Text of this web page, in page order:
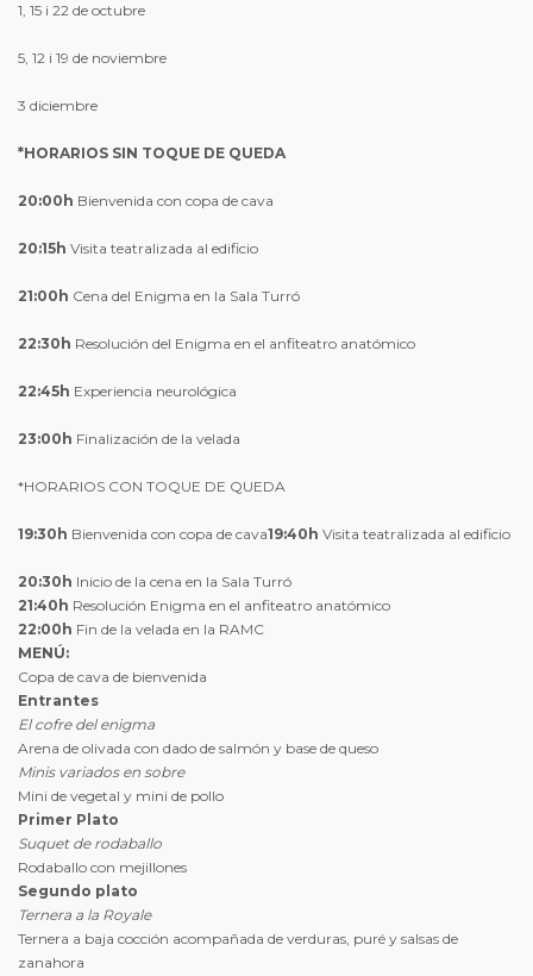
1, 15 i 22 de octubre
5, 12 i 19 de noviembre
3 diciembre
*HORARIOS SIN TOQUE DE QUEDA
20:00h Bienvenida con copa de cava
20:15h Visita teatralizada al edificio
21:00h Cena del Enigma en la Sala Turró
22:30h Resolución del Enigma en el anfiteatro anatómico
22:45h Experiencia neurológica
23:00h Finalización de la velada
*HORARIOS CON TOQUE DE QUEDA
19:30h Bienvenida con copa de cava19:40h Visita teatralizada al edificio
20:30h Inicio de la cena en la Sala Turró
21:40h Resolución Enigma en el anfiteatro anatómico
22:00h Fin de la velada en la RAMC
MENÚ:
Copa de cava de bienvenida
Entrantes
El cofre del enigma
Arena de olivada con dado de salmón y base de queso
Minis variados en sobre
Mini de vegetal y mini de pollo
Primer Plato
Suquet de rodaballo
Rodaballo con mejillones
Segundo plato
Ternera a la Royale
Ternera a baja cocción acompañada de verduras, puré y salsas de
zanahora